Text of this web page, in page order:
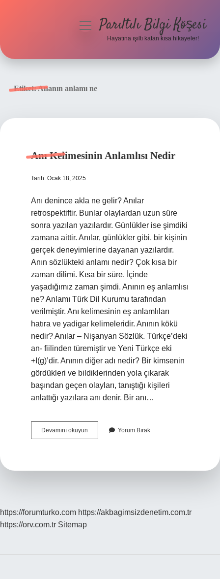
menüyüParıltılı Bilgi Köşesi
Hayatına ışıltı katan kısa hikayeler!
Etiket:Ananın anlamı ne
Anı Kelimesinin Anlamlısı Nedir
Tarih: Ocak 18, 2025
Anı denince akla ne gelir? Anılar
retrospektiftir. Bunlar olaylardan uzun süre
sonra yazılan yazılardır. Günlükler ise şimdiki
zamana aittir. Anılar, günlükler gibi, bir kişinin
gerçek deneyimlerine dayanan yazılardır.
Anın sözlükteki anlamı nedir? Çok kısa bir
zaman dilimi. Kısa bir süre. İçinde
yaşadığımız zaman şimdi. Anının eş anlamlısı
ne? Anlamı Türk Dil Kurumu tarafından
verilmiştir. Anı kelimesinin eş anlamlıları
hatıra ve yadigar kelimeleridir. Anının kökü
nedir? Anılar – Nişanyan Sözlük. Türkçe’deki
an- fiilinden türemiştir ve Yeni Türkçe eki
+I(g)’dir. Anının diğer adı nedir? Bir kimsenin
gördükleri ve bildiklerinden yola çıkarak
başından geçen olayları, tanıştığı kişileri
anlattığı yazılara anı denir. Bir anı…
Devamını okuyun
Kelimesinin
Yorum Bırak
https://forumturko.com https://akbagimsizdenetim.com.tr
https://orv.com.tr Sitemap